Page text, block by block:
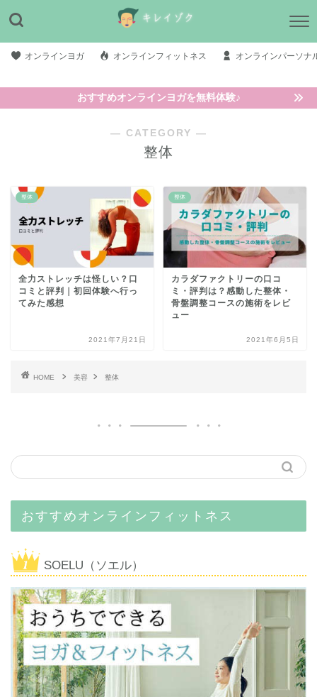
オンラインヨガ オンラインフィットネス オンラインパーソナ
おすすめオンラインヨガを無料体験♪
― CATEGORY ―
整体
整体
全力ストレッチは怪しい？口
コミと評判｜初回体験へ行っ
てみた感想
2021年7月21日
整体
カラダファクトリーの口コ
ミ・評判は？感動した整体・
骨盤調整コースの施術をレビ
ュー
2021年6月5日
HOME 美容 整体
おすすめオンラインフィットネス
SOELU（ソエル）